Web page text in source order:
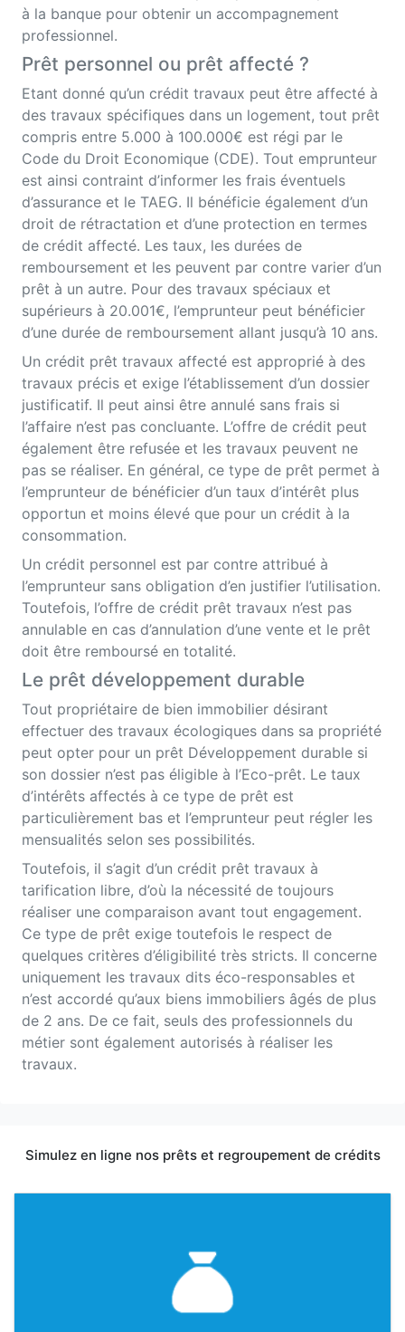
à la banque pour obtenir un accompagnement
professionnel.
Prêt personnel ou prêt affecté ?
Etant donné qu’un crédit travaux peut être affecté à
des travaux spécifiques dans un logement, tout prêt
compris entre 5.000 à 100.000€ est régi par le
Code du Droit Economique (CDE). Tout emprunteur
est ainsi contraint d’informer les frais éventuels
d’assurance et le TAEG. Il bénéficie également d’un
droit de rétractation et d’une protection en termes
de crédit affecté. Les taux, les durées de
remboursement et les peuvent par contre varier d’un
prêt à un autre. Pour des travaux spéciaux et
supérieurs à 20.001€, l’emprunteur peut bénéficier
d’une durée de remboursement allant jusqu’à 10 ans.
Un crédit prêt travaux affecté est approprié à des
travaux précis et exige l’établissement d’un dossier
justificatif. Il peut ainsi être annulé sans frais si
l’affaire n’est pas concluante. L’offre de crédit peut
également être refusée et les travaux peuvent ne
pas se réaliser. En général, ce type de prêt permet à
l’emprunteur de bénéficier d’un taux d’intérêt plus
opportun et moins élevé que pour un crédit à la
consommation.
Un crédit personnel est par contre attribué à
l’emprunteur sans obligation d’en justifier l’utilisation.
Toutefois, l’offre de crédit prêt travaux n’est pas
annulable en cas d’annulation d’une vente et le prêt
doit être remboursé en totalité.
Le prêt développement durable
Tout propriétaire de bien immobilier désirant
effectuer des travaux écologiques dans sa propriété
peut opter pour un prêt Développement durable si
son dossier n’est pas éligible à l’Eco-prêt. Le taux
d’intérêts affectés à ce type de prêt est
particulièrement bas et l’emprunteur peut régler les
mensualités selon ses possibilités.
Toutefois, il s’agit d’un crédit prêt travaux à
tarification libre, d’où la nécessité de toujours
réaliser une comparaison avant tout engagement.
Ce type de prêt exige toutefois le respect de
quelques critères d’éligibilité très stricts. Il concerne
uniquement les travaux dits éco-responsables et
n’est accordé qu’aux biens immobiliers âgés de plus
de 2 ans. De ce fait, seuls des professionnels du
métier sont également autorisés à réaliser les
travaux.
Simulez en ligne nos prêts et regroupement de crédits